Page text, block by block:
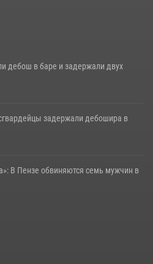
дебош в баре и задержали двух
задержали дебошира в
В Пензе обвиняются семь мужчин в